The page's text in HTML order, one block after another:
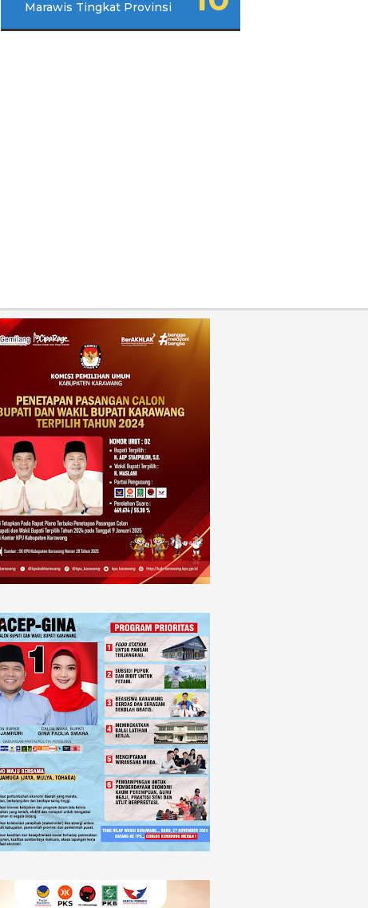
Marawis Tingkat Provinsi